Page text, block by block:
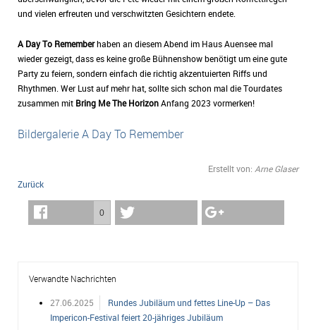
und vielen erfreuten und verschwitzten Gesichtern endete.
A Day To Rememberhaben an diesem Abend im Haus Auensee mal
wieder gezeigt, dass es keine große Bühnenshow benötigt um eine gute
Party zu feiern, sondern einfach die richtig akzentuierten Riffs und
Rhythmen. Wer Lust auf mehr hat, sollte sich schon mal die Tourdates
zusammen mit Bring Me The HorizonAnfang 2023 vormerken!
Bildergalerie A Day To Remember
Erstellt von: Arne Glaser
Zurück
0
Verwandte Nachrichten
27.06.2025
Rundes Jubiläum und fettes Line-Up – Das
Impericon-Festival feiert 20-jähriges Jubiläum